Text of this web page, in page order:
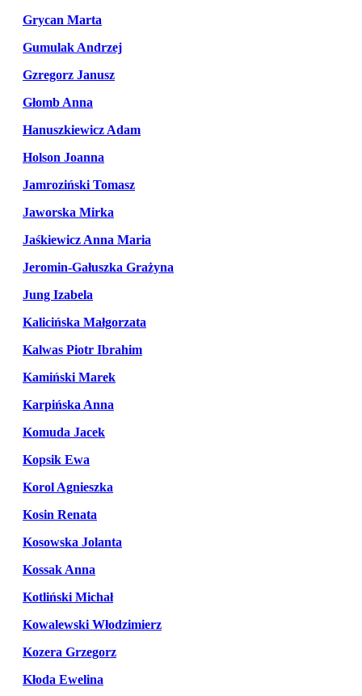
Grycan Marta
Gumulak Andrzej
Gzregorz Janusz
Głomb Anna
Hanuszkiewicz Adam
Holson Joanna
Jamroziński Tomasz
Jaworska Mirka
Jaśkiewicz Anna Maria
Jeromin-Gałuszka Grażyna
Jung Izabela
Kalicińska Małgorzata
Kalwas Piotr Ibrahim
Kamiński Marek
Karpińska Anna
Komuda Jacek
Kopsik Ewa
Korol Agnieszka
Kosin Renata
Kosowska Jolanta
Kossak Anna
Kotliński Michał
Kowalewski Włodzimierz
Kozera Grzegorz
Kłoda Ewelina